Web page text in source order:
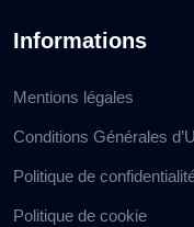
Informations
Mentions légales
Conditions Générales
Politique de
Politique de cookie